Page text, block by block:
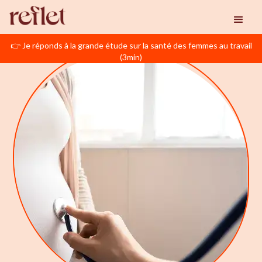
👉 Je réponds à la grande étude sur la santé des femmes au travail
(3min)